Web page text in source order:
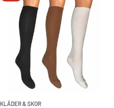
KLÄDER & SKOR